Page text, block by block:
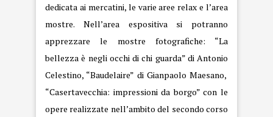
dedicata ai mercatini, le varie aree relax e l’area
mostre. Nell’area espositiva si potranno
apprezzare le mostre fotografiche: “La
bellezza è negli occhi di chi guarda” di Antonio
Celestino, “Baudelaire” di Gianpaolo Maesano,
“Casertavecchia: impressioni da borgo” con le
opere realizzate nell’ambito del secondo corso